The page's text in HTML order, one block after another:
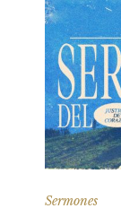
Sermones